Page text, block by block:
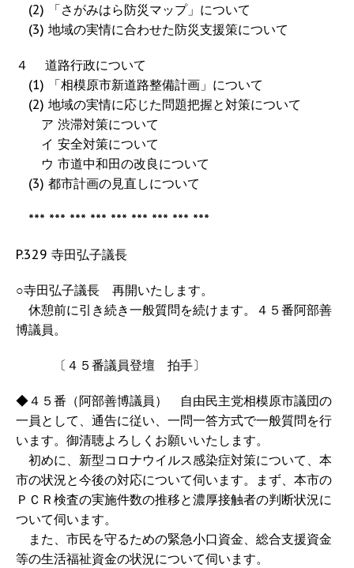
(2) 「さがみはら防災マップ」について
(3) 地域の実情に合わせた防災支援策について
４ 道路行政について
(1) 「相模原市新道路整備計画」について
(2) 地域の実情に応じた問題把握と対策について
ア 渋滞対策について
イ 安全対策について
ウ 市道中和田の改良について
(3) 都市計画の見直しについて
*** *** *** *** *** *** *** *** ***
P.329 寺田弘子議長
○寺田弘子議長 再開いたします。
休憩前に引き続き一般質問を続けます。４５番阿部善
博議員。
〔４５番議員登壇 拍手〕
◆４５番（阿部善博議員） 自由民主党相模原市議団の
一員として、通告に従い、一問一答方式で一般質問を行
います。御清聴よろしくお願いいたします。
初めに、新型コロナウイルス感染症対策について、本
市の状況と今後の対応について伺います。まず、本市の
ＰＣＲ検査の実施件数の推移と濃厚接触者の判断状況に
ついて伺います。
また、市民を守るための緊急小口資金、総合支援資金
等の生活福祉資金の状況について伺います。